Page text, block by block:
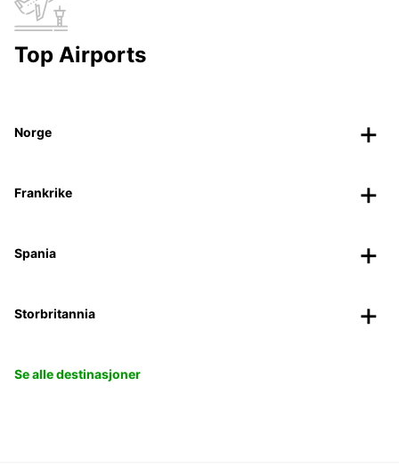
Top Airports
Norge
Frankrike
Spania
Storbritannia
Se alle destinasjoner